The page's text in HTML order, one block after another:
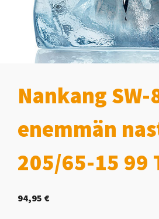
Nankang SW-
enemmän
205/65-15 99
94,95 €